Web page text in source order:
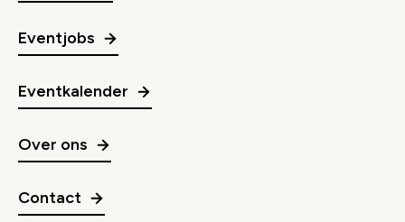
Eventjobs
Eventkalender
Over ons
Contact